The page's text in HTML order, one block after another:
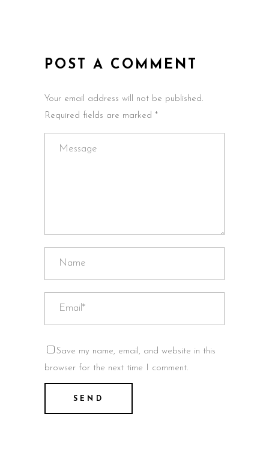
POST A COMMENT
Your email address will not be published.
Required fields are marked *
Save my name, email, and website in this
browser for the next time I comment.